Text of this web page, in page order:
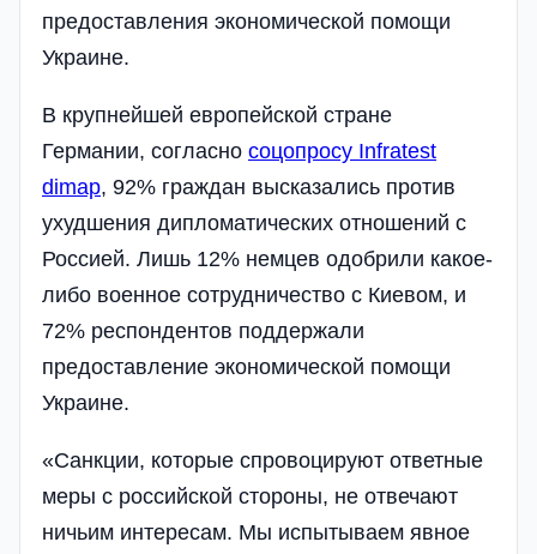
предоставления экономической помощи
Украине.
В крупнейшей европейской стране
Германии, согласно соцопросу Infratest
dimap, 92% граждан высказались против
ухудшения дипломатических отношений с
Россией. Лишь 12% немцев одобрили какое-
либо военное сотрудничество с Киевом, и
72% респондентов поддержали
предоставление экономической помощи
Украине.
«Санкции, которые спровоцируют ответные
меры с российской стороны, не отвечают
ничьим интересам. Мы испытываем явное